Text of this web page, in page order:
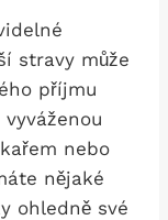
stravy může
příjmu
nebo
nějaké
ohledně své